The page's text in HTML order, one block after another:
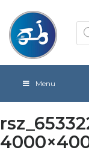
Menu